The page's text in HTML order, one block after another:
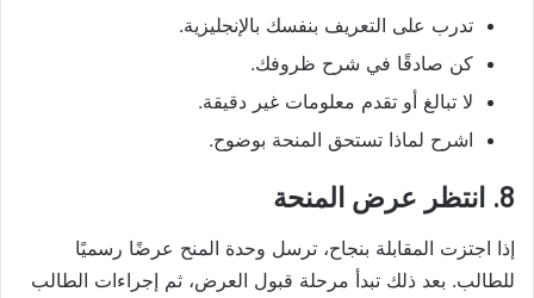
تدرب على التعريف بنفسك بالإنجليزية.
كن صادقًا في شرح ظروفك.
لا تبالغ أو تقدم معلومات غير دقيقة.
اشرح لماذا تستحق المنحة بوضوح.
8. انتظر عرض المنحة
إذا اجتزت المقابلة بنجاح، ترسل وحدة المنح عرضًا رسميًا
للطالب. بعد ذلك تبدأ مرحلة قبول العرض، ثم إجراءات الطالب